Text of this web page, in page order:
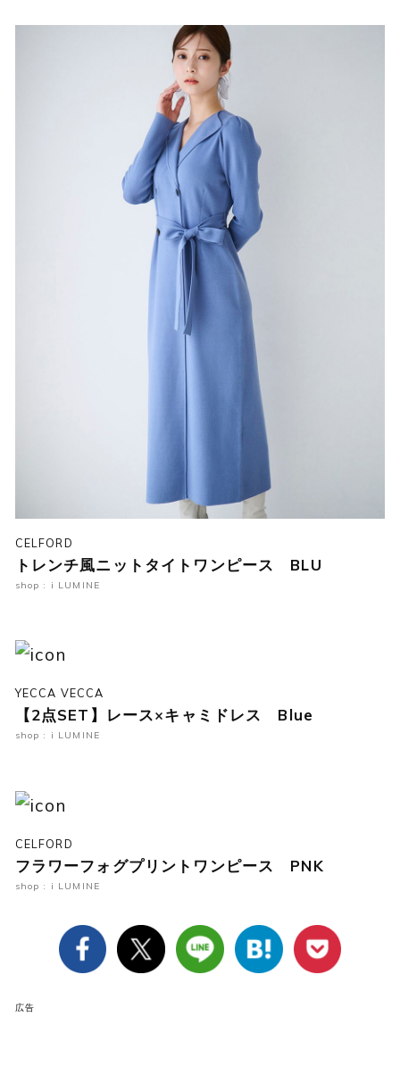
CELFORD
トレンチ風ニットタイトワンピース BLU
shop : i LUMINE
YECCA VECCA
【2点SET】レース×キャミドレス Blue
shop : i LUMINE
CELFORD
フラワーフォグプリントワンピース PNK
shop : i LUMINE
広告